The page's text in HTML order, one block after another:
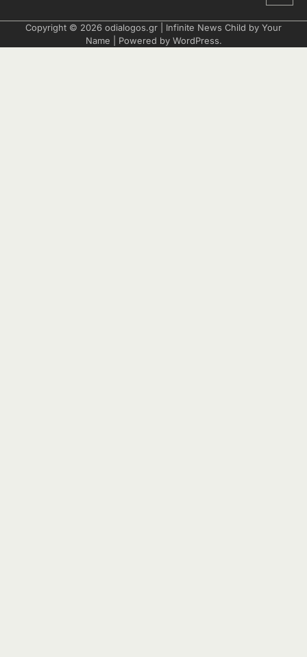
Copyright © 2026 odialogos.gr | Infinite News Child by Your
Name | Powered by WordPress.